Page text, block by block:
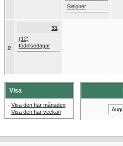
Sleipner
»
31
(12)
födelsedagar
Visa
· Visa den här månaden
· Visa den här veckan